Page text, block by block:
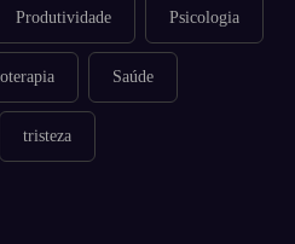
Produtividade Psicologia
Saúde
tristeza